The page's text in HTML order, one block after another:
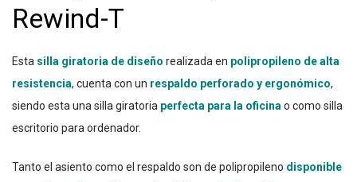
Rewind-T
Esta silla giratoria de diseño realizada en polipropileno de alta
resistencia, cuenta con un respaldo perforado y ergonómico,
siendo esta una silla giratoria perfecta para la oficina o como silla
escritorio para ordenador.
Tanto el asiento como el respaldo son de polipropileno disponible